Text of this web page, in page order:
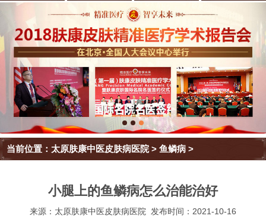
当前位置： 太原肤康中医皮肤病医院>鱼鳞病 >
小腿上的鱼鳞病怎么治能治好
来源：太原肤康中医皮肤病医院 发布时间：2021-10-16